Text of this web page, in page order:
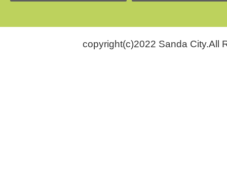
copyright(c)2022 Sanda City.All